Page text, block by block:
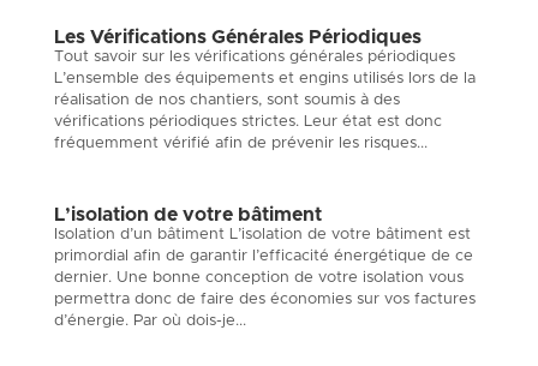
Les Vérifications Générales Périodiques
Tout savoir sur les vérifications générales périodiques
L’ensemble des équipements et engins utilisés lors de la
réalisation de nos chantiers, sont soumis à des
vérifications périodiques strictes. Leur état est donc
fréquemment vérifié afin de prévenir les risques...
L’isolation de votre bâtiment
Isolation d’un bâtiment L’isolation de votre bâtiment est
primordial afin de garantir l’efficacité énergétique de ce
dernier. Une bonne conception de votre isolation vous
permettra donc de faire des économies sur vos factures
d’énergie. Par où dois-je...